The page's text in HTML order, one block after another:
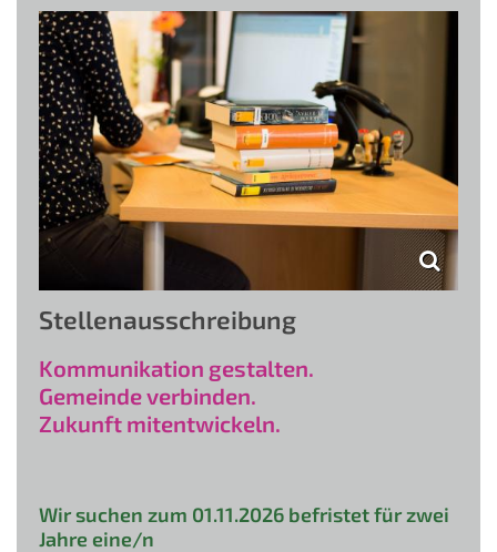
Stellenausschreibung
Kommunikation gestalten.
Gemeinde verbinden.
Zukunft mitentwickeln.
Wir suchen zum 01.11.2026 befristet für zwei
Jahre eine/n